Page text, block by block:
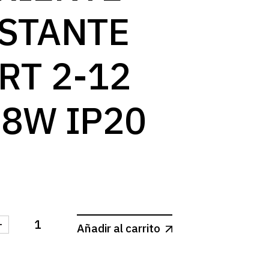
2-12
IP20
CORRIENTE CONSTANTE SMART 2-12 VDC 8W
Añadir al carrito